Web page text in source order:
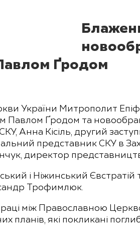
Ґродом
України Митрополит
Павлом Ґродом та
Анна Кісіль, другий
представник СКУ в
директор
і Ніжинський
Трофимлюк.
між Православною
планів, які покликані